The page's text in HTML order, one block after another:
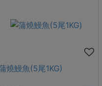
燒鰻魚(5尾1KG)